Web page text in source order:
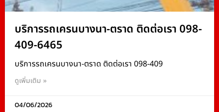
บริการรถเครนบางนา-ตราด ติดต่อเรา 098-
409-6465
บริการรถเครนบางนา-ตราด ติดต่อเรา 098-409
ดูเพิ่มเติม »
04/06/2026